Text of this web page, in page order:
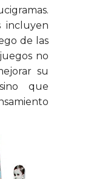
incluyen
de las
no
su
que